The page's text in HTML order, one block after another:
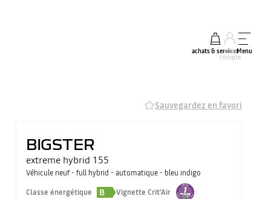
achats & services
mon
compte
Menu
Sauvegardez en favori
BIGSTER
extreme hybrid 155
Véhicule neuf - full hybrid - automatique - bleu indigo
Classe énergétique
B Vignette Crit'Air